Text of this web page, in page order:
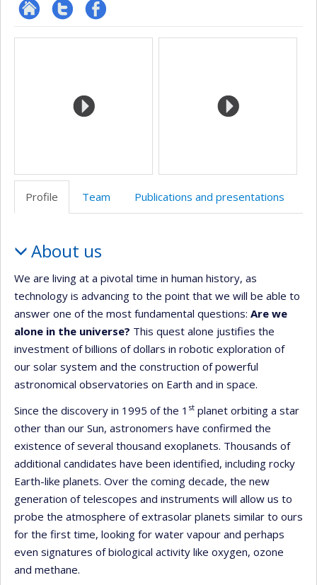
Site
CompteProfil
Media
Profile Team Publications and presentations
About us
We are living at a pivotal time in human history, as
technology is advancing to the point that we will be able to
answer one of the most fundamental questions: Are we
alone in the universe? This quest alone justifies the
investment of billions of dollars in robotic exploration of
our solar system and the construction of powerful
astronomical observatories on Earth and in space.
Since the discovery in 1995 of the 1 st planet orbiting a star
other than our Sun, astronomers have confirmed the
existence of several thousand exoplanets. Thousands of
additional candidates have been identified, including rocky
Earth-like planets. Over the coming decade, the new
generation of telescopes and instruments will allow us to
probe the atmosphere of extrasolar planets similar to ours
for the first time, looking for water vapour and perhaps
even signatures of biological activity like oxygen, ozone
and methane.